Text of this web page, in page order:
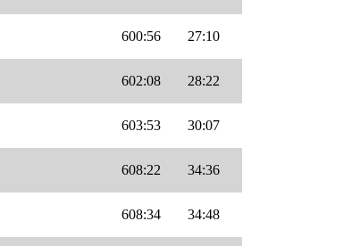
600:56 27:10
602:08 28:22
603:53 30:07
608:22 34:36
608:34 34:48